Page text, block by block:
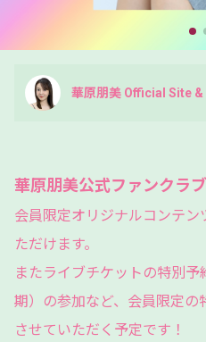
華原朋美 Official Site
華原朋美公式ファンクラブ
会員限定オリジナルコンテ
ただけます。
またライブチケットの特別
期）
の参加など、会員限定
させていただく予定です！